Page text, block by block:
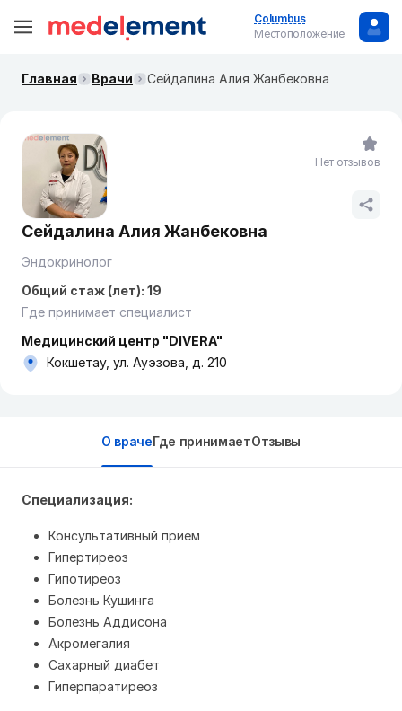
Columbus
Местоположение
Главная Врачи Сейдалина Алия Жанбековна
Сейдалина Алия Жанбековна
Эндокринолог
Общий стаж (лет): 19
Где принимает специалист
Медицинский центр "DIVERA"
Кокшетау, ул. Ауэзова, д. 210
Нет отзывов
О врачеГде принимаетОтзывы
Специализация:
Консультативный прием
Гипертиреоз
Гипотиреоз
Болезнь Кушинга
Болезнь Аддисона
Акромегалия
Сахарный диабет
Гиперпаратиреоз